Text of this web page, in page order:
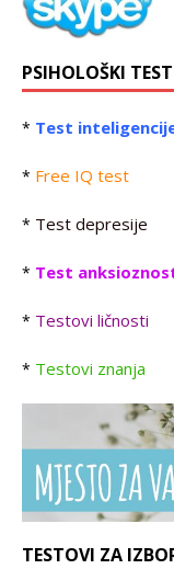
PSIHOLOŠKI
* Test
* Free IQ test
* Test depresije
* Test
* Testovi ličnosti
* Testovi znanja
TESTOVI ZA